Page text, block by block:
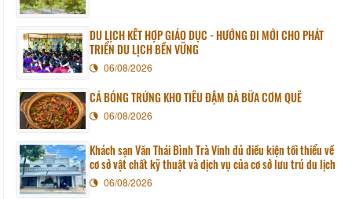
DU LỊCH KẾT HỢP GIÁO DỤC - HƯỚNG ĐI MỚI CHO PHÁT
TRIỂN DU LỊCH BỀN VỮNG
06/08/2026
CÁ BÓNG TRỨNG KHO TIÊU ĐẬM ĐÀ BỮA CƠM QUÊ
06/08/2026
Khách sạn Văn Thái Bình Trà Vinh đủ điều kiện tối thiểu về
cơ sở vật chất kỹ thuật và dịch vụ của cơ sở lưu trú du lịch
06/08/2026